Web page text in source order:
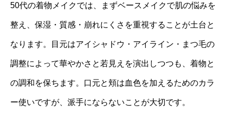
50代の着物メイクでは、まずベースメイクで肌の悩みを
整え、保湿・質感・崩れにくさを重視することが土台と
なります。目元はアイシャドウ・アイライン・まつ毛の
調整によって華やかさと若見えを演出しつつも、着物と
の調和を保ちます。口元と頬は血色を加えるためのカラ
ー使いですが、派手にならないことが大切です。